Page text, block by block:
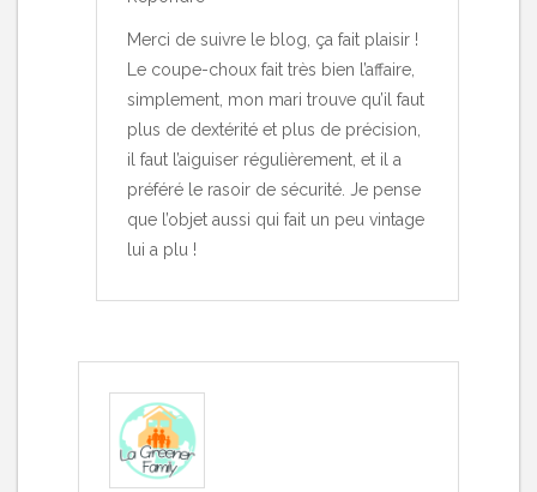
Merci de suivre le blog, ça fait plaisir !
Le coupe-choux fait très bien l’affaire,
simplement, mon mari trouve qu’il faut
plus de dextérité et plus de précision,
il faut l’aiguiser régulièrement, et il a
préféré le rasoir de sécurité. Je pense
que l’objet aussi qui fait un peu vintage
lui a plu !